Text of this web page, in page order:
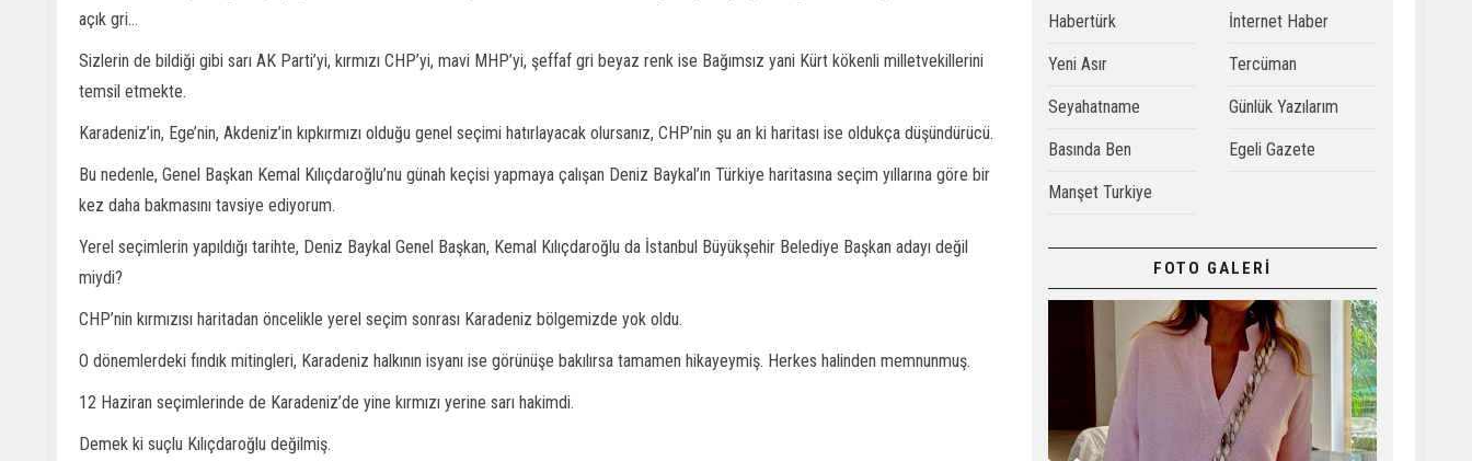
açık gri...
Sizlerin de bildiği gibi sarı AK Parti’yi, kırmızı CHP’yi, mavi MHP’yi, şeffaf gri beyaz renk ise Bağımsız yani Kürt kökenli milletvekillerini
temsil etmekte.
Karadeniz’in, Ege’nin, Akdeniz’in kıpkırmızı olduğu genel seçimi hatırlayacak olursanız, CHP’nin şu an ki haritası ise oldukça düşündürücü.
Bu nedenle, Genel Başkan Kemal Kılıçdaroğlu’nu günah keçisi yapmaya çalışan Deniz Baykal’ın Türkiye haritasına seçim yıllarına göre bir
kez daha bakmasını tavsiye ediyorum.
Yerel seçimlerin yapıldığı tarihte, Deniz Baykal Genel Başkan, Kemal Kılıçdaroğlu da İstanbul Büyükşehir Belediye Başkan adayı değil
miydi?
CHP’nin kırmızısı haritadan öncelikle yerel seçim sonrası Karadeniz bölgemizde yok oldu.
O dönemlerdeki fındık mitingleri, Karadeniz halkının isyanı ise görünüşe bakılırsa tamamen hikayeymiş. Herkes halinden memnunmuş.
12 Haziran seçimlerinde de Karadeniz’de yine kırmızı yerine sarı hakimdi.
Demek ki suçlu Kılıçdaroğlu değilmiş.
Habertürk İnternet Haber
Yeni Asır Tercüman
Seyahatname Günlük Yazılarım
Basında Ben Egeli Gazete
Manşet Turkiye
FOTO GALERİ